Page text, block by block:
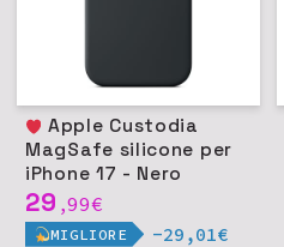
Apple Custodia
MagSafe silicone per
iPhone 17 - Nero
29 ,99€
MIGLIORE -29,01€